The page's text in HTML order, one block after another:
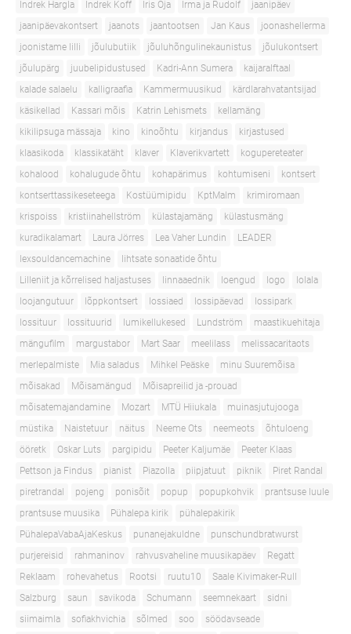
Indrek Hargla
Indrek Koff Iris Oja Irma ja Rudolf
jaanipäev
jaanipäevakontsert
jaanots jaantootsen Jan Kaus
joonashellerma
joonistame lilli
jõulubutiik jõuluhõngulinekaunistus
jõulukontsert
jõulupärg
juubelipidustused Kadri-Ann Sumera
kaijaralftaal
kalade salaelu
kalligraafia Kammermuusikud
kärdlarahvatantsijad
käsikellad
Kassari mõis Katrin Lehismets
kellamäng
kikilipsuga mässaja
kino kinoõhtu kirjandus
kirjastused
klaasikoda
klassikatäht klaver Klaverikvartett
kogupereteater
kohalood
kohalugude õhtu kohapärimus kohtumiseni
kontsert
kontserttassikeseteega
Kostüümipidu KptMalm
krimiromaan
krispoiss
kristiinahellström külastajamäng
külastusmäng
kuradikalamart
Laura Jörres Lea Vaher Lundin
LEADER
lexsouldancemachine
lihtsate sonaatide õhtu
Lilleniit ja kõrrelised haljastuses
linnaaednik loengud logo
lolala
loojangutuur
lõppkontsert lossiaed lossipäevad
lossipark
lossituur
lossituurid lumikellukesed Lundström
maastikuehitaja
mängufilm
margustabor Mart Saar meelilass
melissacaritaots
merlepalmiste
Mia saladus Mihkel Peäske
minu Suuremõisa
mõisakad
Mõisamängud
Mõisapreilid ja -prouad
mõisatemajandamine
Mozart MTÜ Hiiukala
muinasjutujooga
müstika
Naistetuur näitus Neeme Ots neemeots
õhtuloeng
ööretk
Oskar Luts pargipidu Peeter Kaljumäe
Peeter Klaas
Pettson ja Findus
pianist Piazolla piipjatuut piknik
Piret Randal
piretrandal
pojeng ponisõit popup popupkohvik
prantsuse luule
prantsuse muusika
Pühalepa kirik
pühalepakirik
PühalepaVabaAjaKeskus
punanejakuldne
punschundbratwurst
purjereisid
rahmaninov rahvusvaheline muusikapäev
Regatt
Reklaam
rohevahetus Rootsi ruutu10
Saale Kivimaker-Rull
Salzburg
saun savikoda Schumann seemnekaart
sidni
siimaimla
sofiakhvichia sõlmed soo
söödavseade